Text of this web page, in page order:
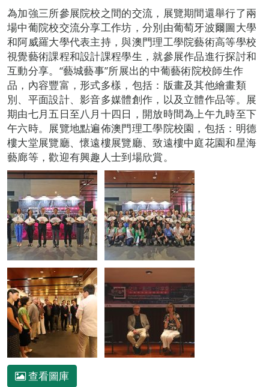
為加強三所參展院校之間的交流，展覽期間還舉行了兩
場中葡院校交流分享工作坊，分別由葡萄牙波爾圖大學
和阿威羅大學代表主持，與澳門理工學院藝術高等學校
視覺藝術課程和設計課程學生，就參展作品進行探討和
互動分享。“藝城藝事”所展出的中葡藝術院校師生作
品，內容豐富，形式多樣，包括：版畫及其他繪畫類
別、平面設計、影音多媒體創作，以及立體作品等。展
期由七月五日至八月十四日，開放時間為上午九時至下
午六時。展覽地點遍佈澳門理工學院校園，包括：明德
樓大堂展覽廳、懷遠樓展覽廳、致遠樓中庭花園和星海
藝廊等，歡迎有興趣人士到場欣賞。
查看圖庫